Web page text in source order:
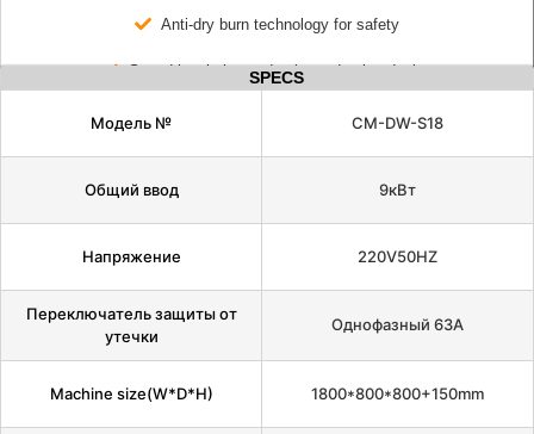
Anti-dry burn technology for safety
Sound insulation and noise reduction design
SPECS
Модель № CM-DW-S18
Общий ввод 9кВт
Напряжение 220V50HZ
Переключатель защиты от
утечки
Однофазный 63A
Machine size(W*D*H) 1800*800*800+150mm